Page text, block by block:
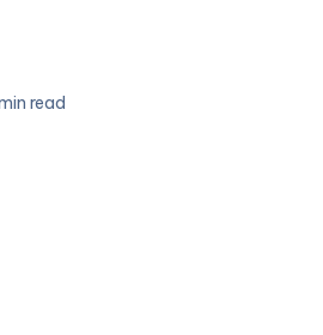
read